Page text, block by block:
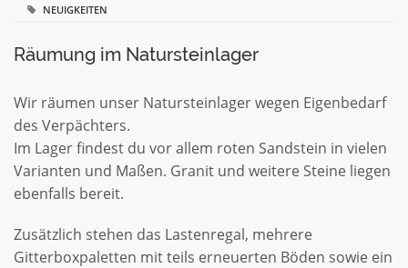
NEUIGKEITEN
Räumung im Natursteinlager
Wir räumen unser Natursteinlager wegen Eigenbedarf
des Verpächters.
Im Lager findest du vor allem roten Sandstein in vielen
Varianten und Maßen. Granit und weitere Steine liegen
ebenfalls bereit.
Zusätzlich stehen das Lastenregal, mehrere
Gitterboxpaletten mit teils erneuerten Böden sowie ein